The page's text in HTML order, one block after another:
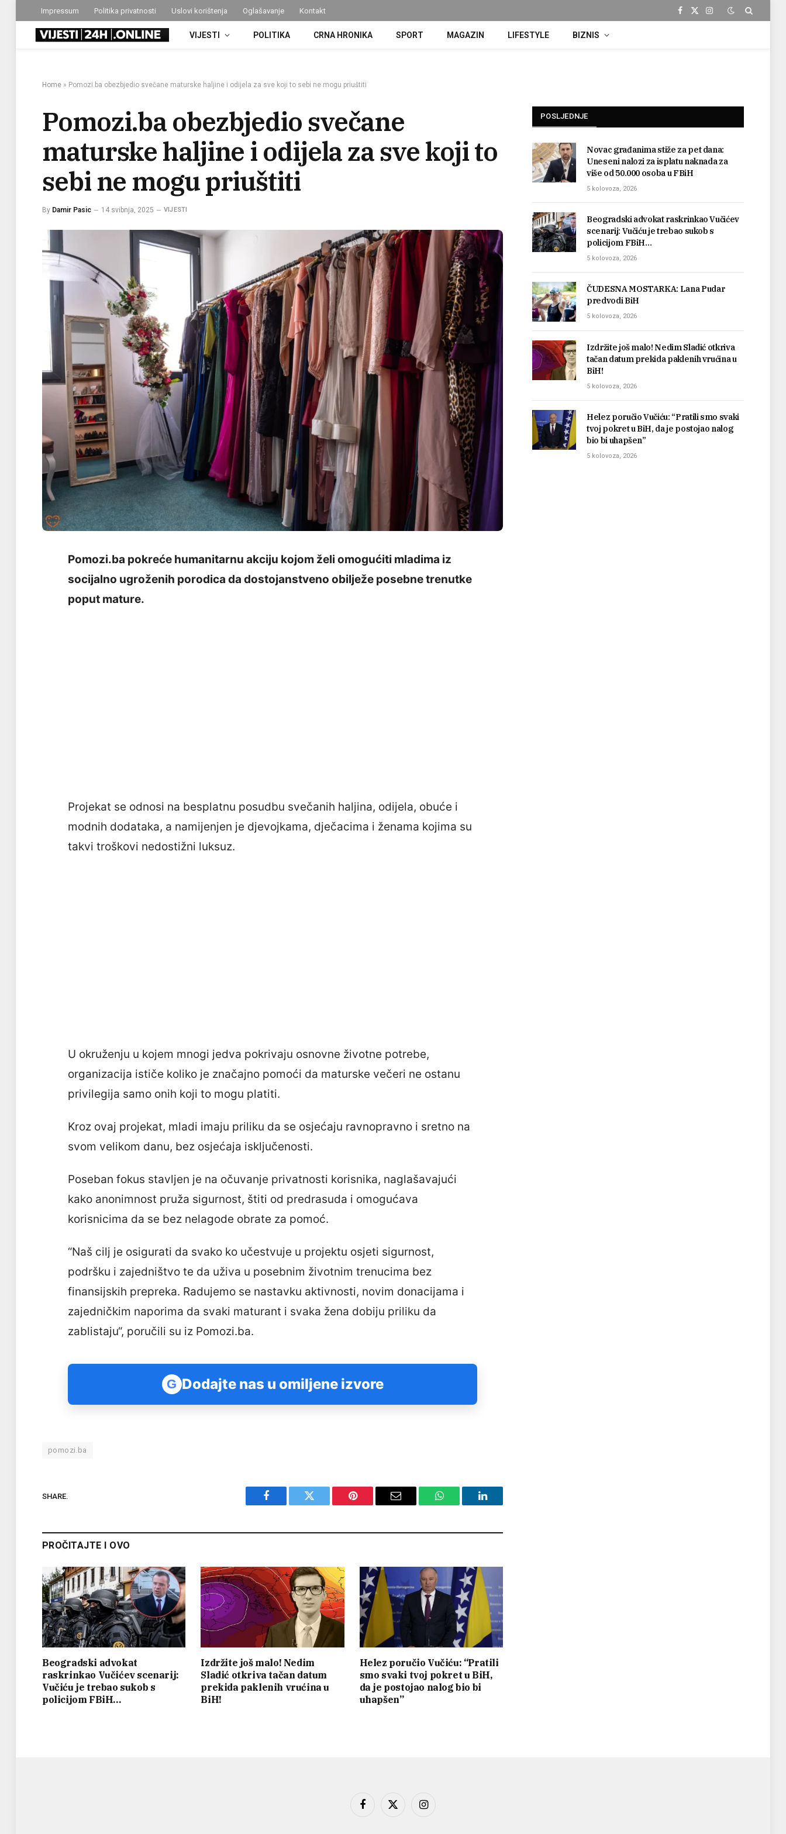
Impressum Politika privatnosti Uslovi korištenja Oglašavanje Kontakt
Facebook
X
Instagram
VIJESTI POLITIKA CRNA HRONIKA SPORT MAGAZIN LIFESTYLE BIZNIS
Home » Pomozi.ba obezbjedio svečane maturske haljine i odijela za sve koji to sebi ne mogu priuštiti
Pomozi.ba obezbjedio svečane
maturske haljine i odijela za sve koji to
sebi ne mogu priuštiti
By Damir Pasic 14 svibnja, 2025 VIJESTI
Pomozi.ba pokreće humanitarnu akciju kojom želi omogućiti mladima iz
socijalno ugroženih porodica da dostojanstveno obilježe posebne trenutke
poput mature.
Projekat se odnosi na besplatnu posudbu svečanih haljina, odijela, obuće i
modnih dodataka, a namijenjen je djevojkama, dječacima i ženama kojima su
takvi troškovi nedostižni luksuz.
U okruženju u kojem mnogi jedva pokrivaju osnovne životne potrebe,
organizacija ističe koliko je značajno pomoći da maturske večeri ne ostanu
privilegija samo onih koji to mogu platiti.
Kroz ovaj projekat, mladi imaju priliku da se osjećaju ravnopravno i sretno na
svom velikom danu, bez osjećaja isključenosti.
Poseban fokus stavljen je na očuvanje privatnosti korisnika, naglašavajući
kako anonimnost pruža sigurnost, štiti od predrasuda i omogućava
korisnicima da se bez nelagode obrate za pomoć.
“Naš cilj je osigurati da svako ko učestvuje u projektu osjeti sigurnost,
podršku i zajedništvo te da uživa u posebnim životnim trenucima bez
finansijskih prepreka. Radujemo se nastavku aktivnosti, novim donacijama i
zajedničkim naporima da svaki maturant i svaka žena dobiju priliku da
zablistaju“, poručili su iz Pomozi.ba.
G Dodajte nas u omiljene izvore
pomozi.ba
SHARE.
Facebook Twitter Pinterest Email WhatsAppLinkedIn
PROČITAJTE I OVO
Beogradski advokat
raskrinkao Vučićev scenarij:
Vučiću je trebao sukob s
policijom FBiH…
Izdržite još malo! Nedim
Sladić otkriva tačan datum
prekida paklenih vrućina u
BiH!
Helez poručio Vučiću: “Pratili
smo svaki tvoj pokret u BiH,
da je postojao nalog bio bi
uhapšen”
POSLJEDNJE
Novac građanima stiže za pet dana:
Uneseni nalozi za isplatu naknada za
više od 50.000 osoba u FBiH
5 kolovoza, 2026
Beogradski advokat raskrinkao Vučićev
scenarij: Vučiću je trebao sukob s
policijom FBiH…
5 kolovoza, 2026
ČUDESNA MOSTARKA: Lana Pudar
predvodi BiH
5 kolovoza, 2026
Izdržite još malo! Nedim Sladić otkriva
tačan datum prekida paklenih vrućina u
BiH!
5 kolovoza, 2026
Helez poručio Vučiću: “Pratili smo svaki
tvoj pokret u BiH, da je postojao nalog
bio bi uhapšen”
5 kolovoza, 2026
Facebook
X
Instagram